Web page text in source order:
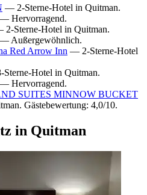
— 2-Sterne-Hotel in Quitman.
Hervorragend.
Sterne-Hotel in Quitman.
Außergewöhnlich.
Red Arrow Inn — 2-Sterne-Hotel
Hotel in Quitman.
Hervorragend.
SUITES MINNOW BUCKET
Gästebewertung: 4,0/10.
in Quitman